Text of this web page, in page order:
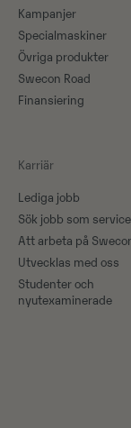
Kampanjer
Specialmaskiner
Övriga produkter
Swecon Road
Finansiering
Karriär
Lediga jobb
Sök jobb som
Att arbeta på
Utvecklas med oss
Studenter och
nyutexaminerade